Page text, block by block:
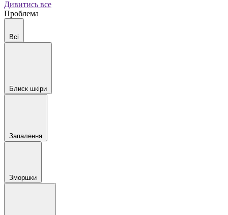
Дивитись все
Проблема
Всі
Блиск шкіри
Запалення
Зморшки